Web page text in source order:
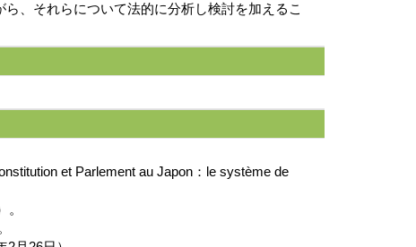
、それらについて法的に分析し検討を加えるこ
et Parlement au Japon：le système de